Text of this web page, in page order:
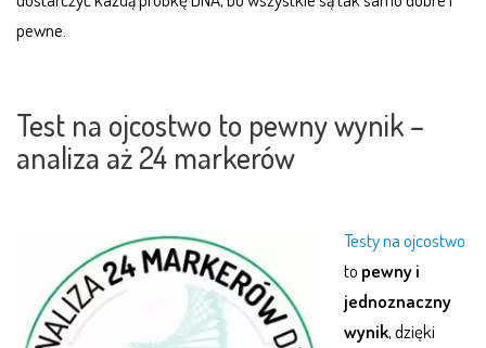
pewne.
Test na ojcostwo to pewny wynik –
analiza aż 24 markerów
Testy na ojcostwo
to pewny i
jednoznaczny
wynik, dzięki